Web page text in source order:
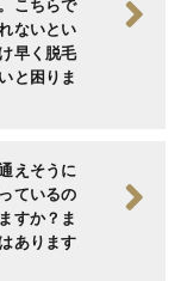
こちらで
ないとい
早く脱毛
と困りま
えそうに
ているの
すか？ま
あります